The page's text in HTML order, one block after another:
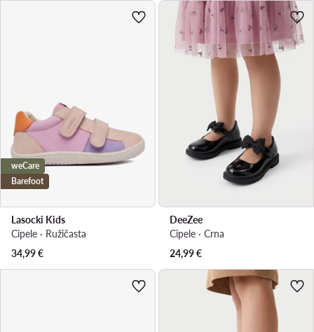
weCare
Barefoot
Lasocki Kids
Cipele · Ružičasta
34,99€
DeeZee
Cipele · Crna
24,99€